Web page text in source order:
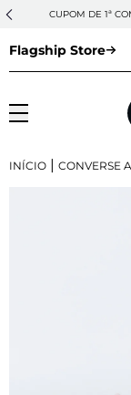
CUPOM DE 1ª
Flagship Store
INÍCIO | CONVERSE